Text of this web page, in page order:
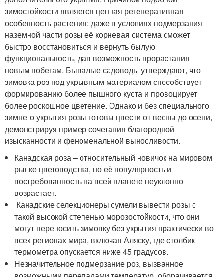
зимостойкости является ценная регенеративная
особенность растения: даже в условиях подмерзания
наземной части розы её корневая система сможет
быстро восстановиться и вернуть былую
функциональность, дав возможность прорастания
новым побегам. Бывалые садоводы утверждают, что
зимовка роз под укрывным материалом способствует
формированию более пышного куста и провоцирует
более роскошное цветение. Однако и без специального
зимнего укрытия розы готовы цвести от весны до осени,
демонстрируя пример сочетания благородной
изысканности и феноменальной выносливости.
Канадская роза – относительный новичок на мировом
рынке цветоводства, но её популярность и
востребованность на всей планете неуклонно
возрастает.
Канадские селекционеры сумели вывести розы с
такой высокой степенью морозостойкости, что они
могут переносить зимовку без укрытия практически во
всех регионах мира, включая Аляску, где столбик
термометра опускается ниже 45 градусов.
Незначительное подмерзание роз, вызванное